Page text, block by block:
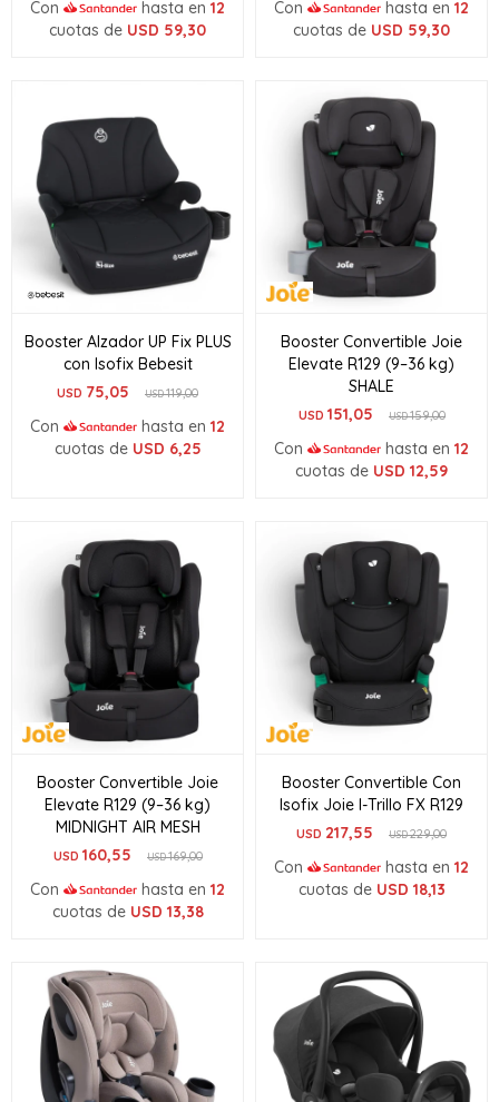
Con hasta en 12
cuotas de USD 59,30
Con hasta en 12
cuotas de USD 59,30
Booster Alzador UP Fix PLUS
con Isofix Bebesit
USD 75,05 USD119,00
Con hasta en 12
cuotas de USD 6,25
Booster Convertible Joie
Elevate R129 (9–36 kg)
SHALE
USD 151,05 USD159,00
Con hasta en 12
cuotas de USD 12,59
Booster Convertible Joie
Elevate R129 (9–36 kg)
MIDNIGHT AIR MESH
USD 160,55 USD169,00
Con hasta en 12
cuotas de USD 13,38
Booster Convertible Con
Isofix Joie I-Trillo FX R129
USD 217,55 USD229,00
Con hasta en 12
cuotas de USD 18,13